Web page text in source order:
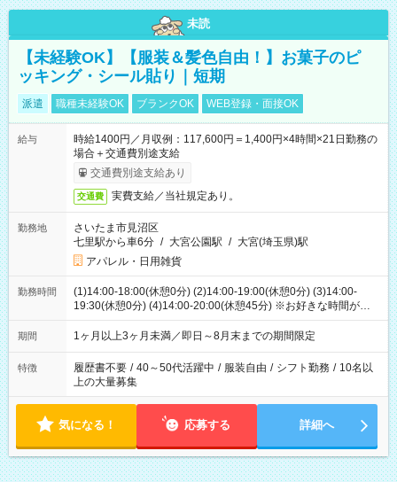
未読
【未経験OK】【服装＆髪色自由！】お菓子のピ
ッキング・シール貼り｜短期
派遣 職種未経験OK ブランクOK WEB登録・面接OK
給与
時給1400円／月収例：117,600円＝1,400円×4時間×21日勤務の
場合＋交通費別途支給
交通費別途支給あり
交通費 実費支給／当社規定あり。
勤務地
さいたま市見沼区
七里駅から車6分 / 大宮公園駅 / 大宮(埼玉県)駅
アパレル・日用雑貨
勤務時間
(1)14:00-18:00(休憩0分) (2)14:00-19:00(休憩0分) (3)14:00-
19:30(休憩0分) (4)14:00-20:00(休憩45分) ※お好きな時間が選べ
ます
期間 1ヶ月以上3ヶ月未満／即日～8月末までの期間限定
特徴 履歴書不要 / 40～50代活躍中 / 服装自由 / シフト勤務 / 10名以
上の大量募集
気になる！ 応募する 詳細へ